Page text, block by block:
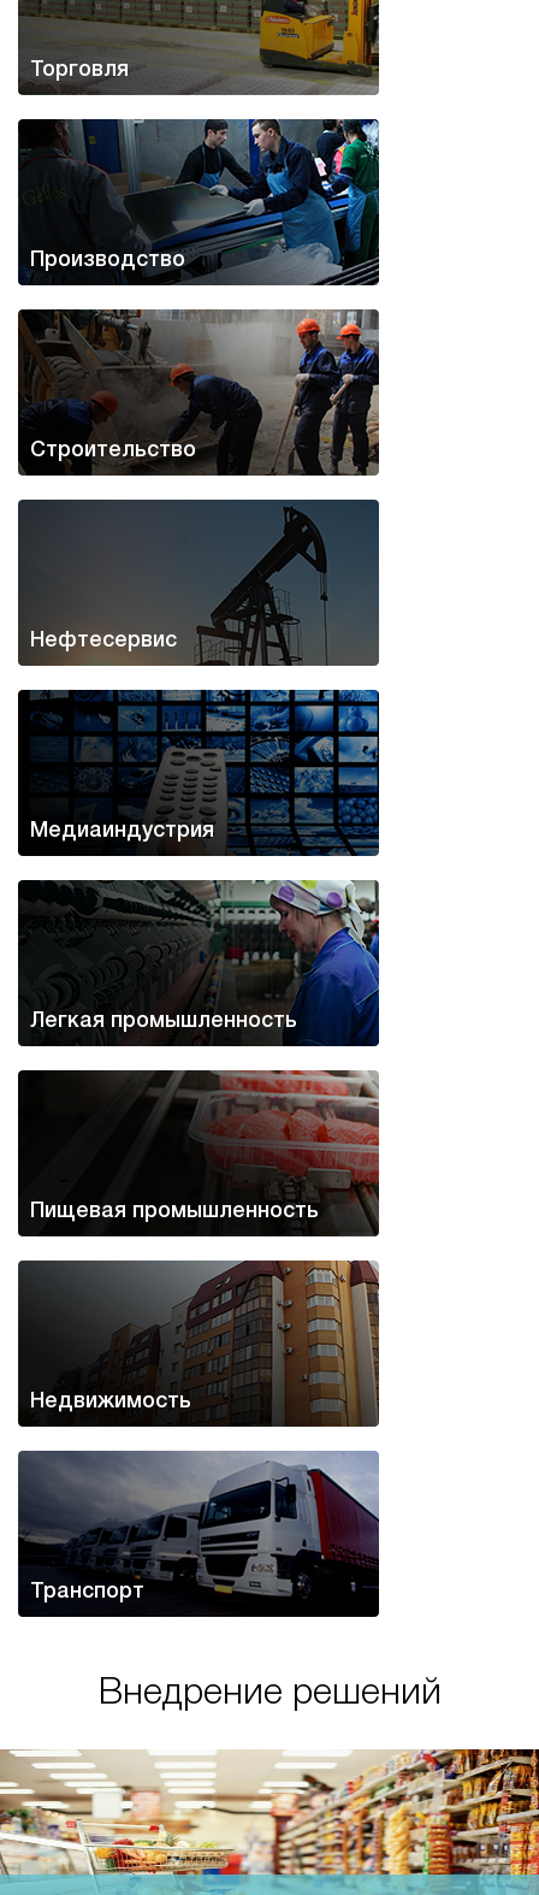
Торговля
Производство
Строительство
Нефтесервис
Медиаиндустрия
Легкая промышленность
Пищевая промышленность
Недвижимость
Транспорт
Внедрение решений